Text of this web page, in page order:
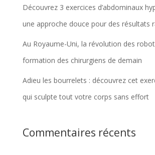
Découvrez 3 exercices d’abdominaux
une approche douce pour des résultats
Au Royaume-Uni, la révolution des
formation des chirurgiens de demain
Adieu les bourrelets : découvrez cet
qui sculpte tout votre corps sans effort
Commentaires récents